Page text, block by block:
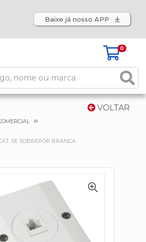
Baixe já nosso APP
0
VOLTAR
5E SOBREPOR BRANCA